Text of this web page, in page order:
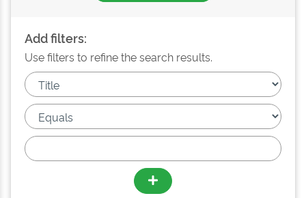
Add filters:
Use filters to refine the search results.